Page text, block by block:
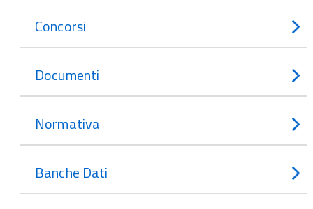
Concorsi
Documenti
Normativa
Banche Dati